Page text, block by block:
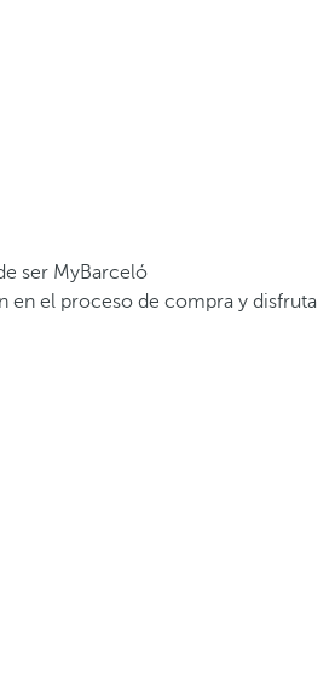
ser MyBarceló
en el proceso de compra y disfruta